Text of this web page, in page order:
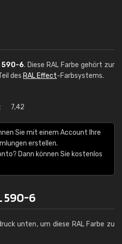
590-6. Diese RAL Farbe gehört zur
des RAL Effect-Farbsystems.
7,42
Sie mit einem Account Ihre
erstellen.
Dann können Sie kostenlos
590-6
unten, um diese RAL Farbe zu